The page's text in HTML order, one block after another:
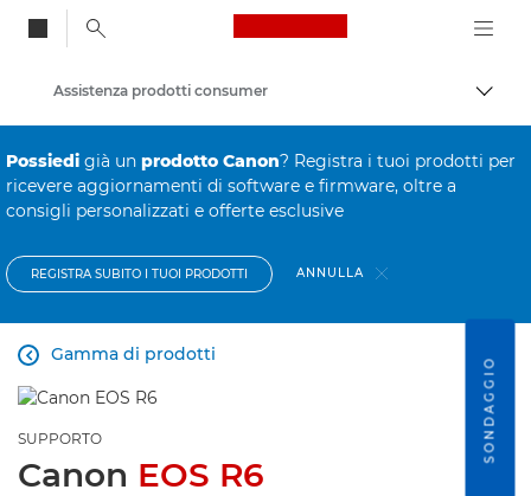
Canon Logo, back
Assistenza prodotti consumer
Possiedi già un prodotto Canon? Registra i tuoi prodotti per
ricevere aggiornamenti di software e firmware, oltre a
consigli personalizzati e offerte esclusive
REGISTRA SUBITO I TUOI PRODOTTI ANNULLA
Gamma di prodotti

SUPPORTO
Canon EOS R6
SONDAGGIO